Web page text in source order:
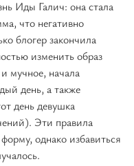
Иды Галич: она стала
что негативно
блогер закончила
изменить образ
мучное, начала
день, а также
день девушка
Эти правила
однако избавиться